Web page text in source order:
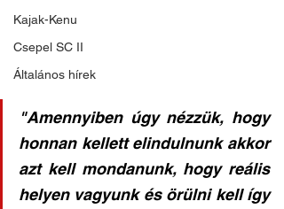
Kajak-Kenu
Csepel SC II
Általános hírek
"Amennyiben úgy nézzük, hogy
honnan kellett elindulnunk akkor
azt kell mondanunk, hogy reális
helyen vagyunk és örülni kell így